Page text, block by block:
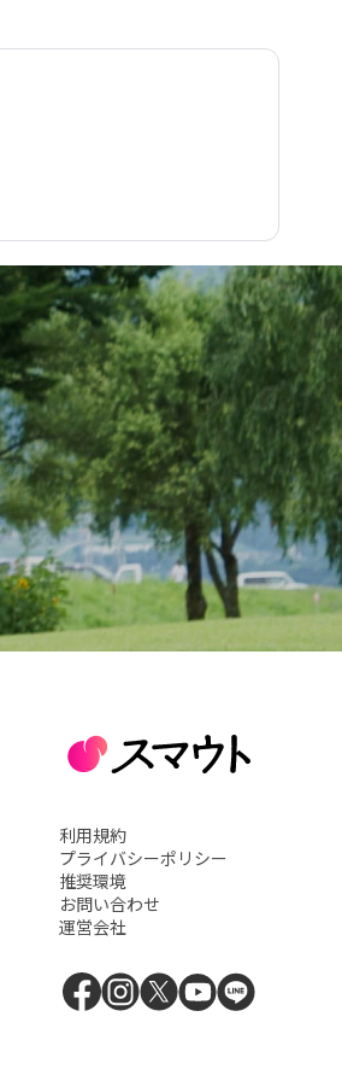
利用規約
プライバシーポリシー
推奨環境
お問い合わせ
運営会社